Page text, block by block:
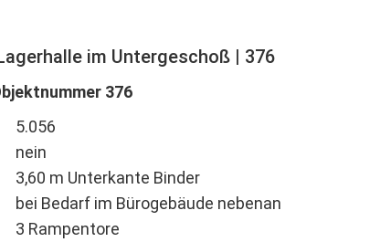
im Untergeschoß | 376
376
5.056
nein
3,60 m Unterkante Binder
bei Bedarf im Bürogebäude nebenan
3 Rampentore